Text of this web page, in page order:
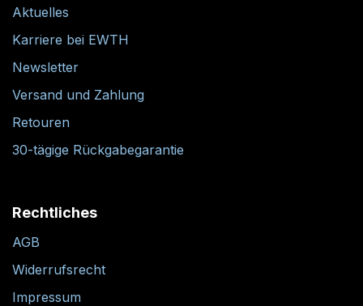
Aktuelles
Karriere bei EWTH
Newsletter
Versand und Zahlung
Retouren
30-tägige Rückgabegarantie
Rechtliches
AGB
Widerrufsrecht
Impressum